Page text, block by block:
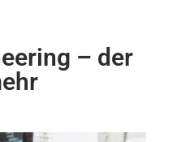
– der